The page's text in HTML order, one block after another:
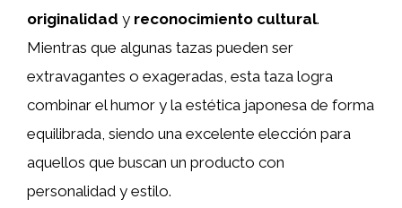
originalidad y reconocimiento cultural.
Mientras que algunas tazas pueden ser
extravagantes o exageradas, esta taza logra
combinar el humor y la estética japonesa de forma
equilibrada, siendo una excelente elección para
aquellos que buscan un producto con
personalidad y estilo.